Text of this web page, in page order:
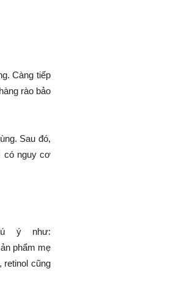
Càng tiếp
rào bảo
Sau đó,
có nguy cơ
ý như:
phẩm mẹ
retinol cũng